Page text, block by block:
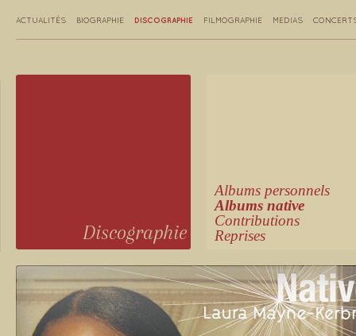
ACTUALITÉS BIOGRAPHIE DISCOGRAPHIE FILMOGRAPHIE MEDIAS
Discographie
Albums personnels
Albums native
Contributions
Reprises